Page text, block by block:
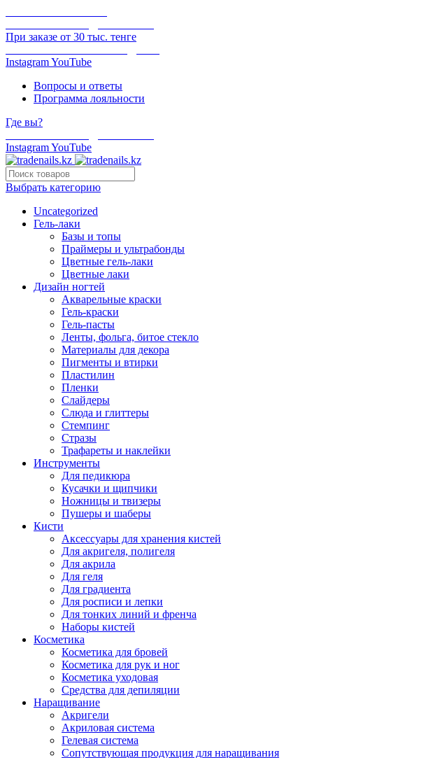
При заказе от 30 тыс. тенге
InstagramYouTube
Вопросы и ответы
Программа лояльности
Где вы?
InstagramYouTube
Выбрать категорию
Uncategorized
Гель-лаки
Базы и топы
Праймеры и ультрабонды
Цветные гель-лаки
Цветные лаки
Дизайн ногтей
Акварельные краски
Гель-краски
Гель-пасты
Ленты, фольга, битое стекло
Материалы для декора
Пигменты и втирки
Пластилин
Пленки
Слайдеры
Слюда и глиттеры
Стемпинг
Стразы
Трафареты и наклейки
Инструменты
Для педикюра
Кусачки и щипчики
Ножницы и твизеры
Пушеры и шаберы
Кисти
Аксессуары для хранения кистей
Для акригеля, полигеля
Для акрила
Для геля
Для градиента
Для росписи и лепки
Для тонких линий и френча
Наборы кистей
Косметика
Косметика для бровей
Косметика для рук и ног
Косметика уходовая
Средства для депиляции
Наращивание
Акригели
Акриловая система
Гелевая система
Сопутствующая продукция для наращивания